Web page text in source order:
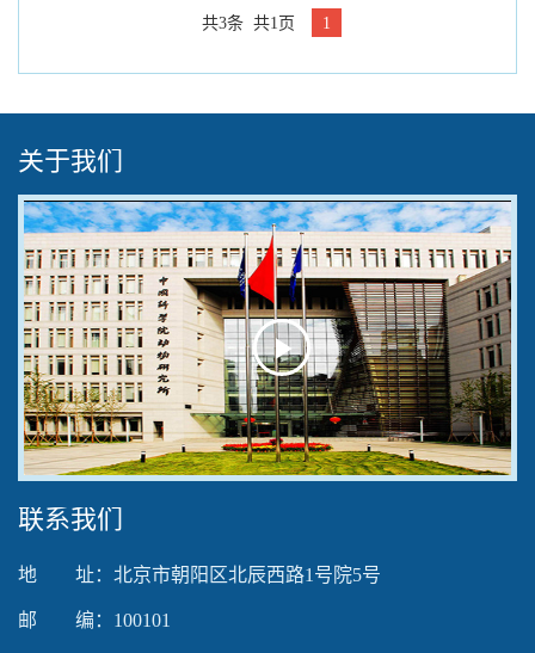
共3条 共1页 1
关于我们
Play
Video
联系我们
地 址：北京市朝阳区北辰西路1号院5号
邮 编：100101